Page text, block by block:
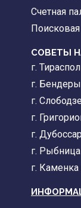
Счетная
СОВЕТЫ
г.
г. Бендеры
г.
г.
г.
г.
г.